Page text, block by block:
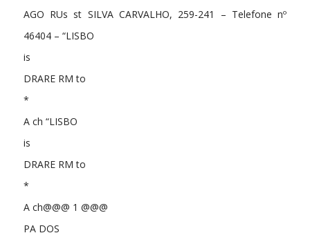
AGO RUs st SILVA CARVALHO, 259-241 – Telefone nº
46404 – “LISBO
is
DRARE RM to
*
A ch “LISBO
is
DRARE RM to
*
A ch@@@ 1 @@@
PA DOS